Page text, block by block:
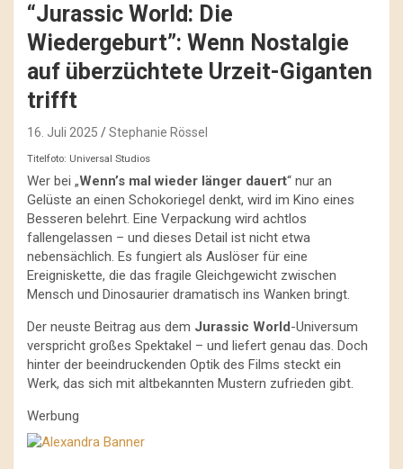
“Jurassic World: Die
Wiedergeburt”: Wenn Nostalgie
auf überzüchtete Urzeit-Giganten
trifft
16. Juli 2025 Stephanie Rössel
Titelfoto: Universal Studios
Wer bei „Wenn’s mal wieder länger dauert“ nur an
Gelüste an einen Schokoriegel denkt, wird im Kino eines
Besseren belehrt. Eine Verpackung wird achtlos
fallengelassen – und dieses Detail ist nicht etwa
nebensächlich. Es fungiert als Auslöser für eine
Ereigniskette, die das fragile Gleichgewicht zwischen
Mensch und Dinosaurier dramatisch ins Wanken bringt.
Der neuste Beitrag aus dem Jurassic World-Universum
verspricht großes Spektakel – und liefert genau das. Doch
hinter der beeindruckenden Optik des Films steckt ein
Werk, das sich mit altbekannten Mustern zufrieden gibt.
Werbung